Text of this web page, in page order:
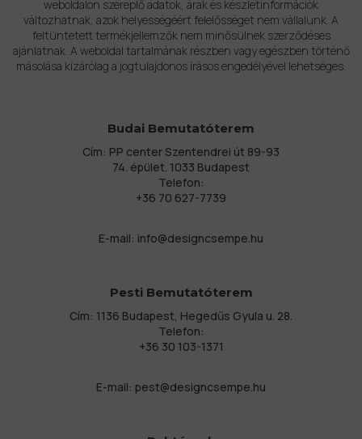
weboldalon szereplő adatok, árak és készletinformációk
változhatnak, azok helyességéért felelősséget nem vállalunk. A
feltüntetett termékjellemzők nem minősülnek szerződéses
ajánlatnak. A weboldal tartalmának részben vagy egészben történő
másolása kizárólag a jogtulajdonos írásos engedélyével lehetséges.
Budai Bemutatóterem
Cím: PP center Szentendrei út 89-93
74. épület. 1033 Budapest
Telefon:
+36 70 627-7739
E-mail: info@designcsempe.hu
Pesti Bemutatóterem
Cím: 1136 Budapest, Hegedűs Gyula u. 28.
Telefon:
+36 30 103-1371
E-mail: pest@designcsempe.hu